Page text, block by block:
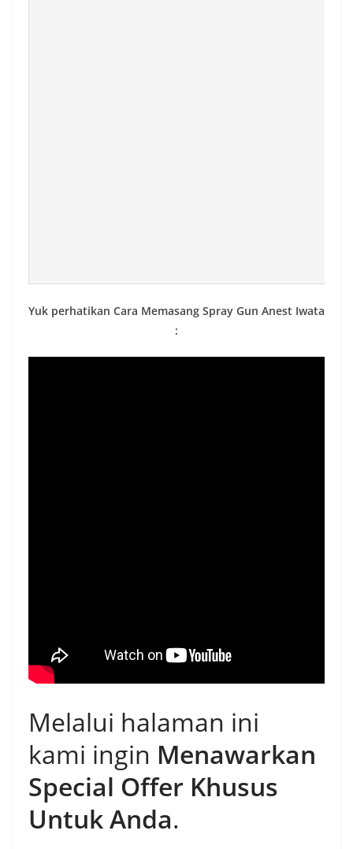
Yuk perhatikan Cara Memasang Spray Gun Anest Iwata
:
Melalui halaman ini
kami ingin Menawarkan
Special Offer Khusus
Untuk Anda.